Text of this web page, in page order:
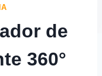
de
360°